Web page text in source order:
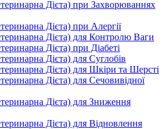
Дієта) при Захворюваннях
Дієта) при Алергії
Дієта) для Контролю Ваги
Дієта) при Діабеті
Дієта) для Суглобів
Дієта) для Шкіри та Шерсті
Дієта) для Сечовивідної
Дієта) для Зниження
Дієта) для Відновлення